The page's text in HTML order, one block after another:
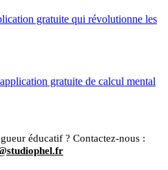
gratuite qui révolutionne les
gratuite de calcul mental
éducatif ? Contactez-nous :